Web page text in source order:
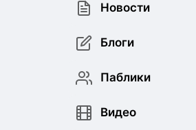
Новости
Блоги
Паблики
Видео